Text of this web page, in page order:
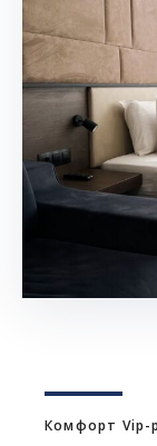
Комфорт Vip-